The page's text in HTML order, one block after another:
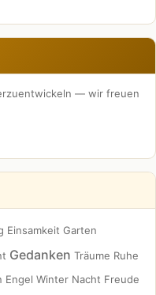
— wir freuen
Einsamkeit Garten
Gedanken Träume Ruhe
Engel Winter Nacht Freude